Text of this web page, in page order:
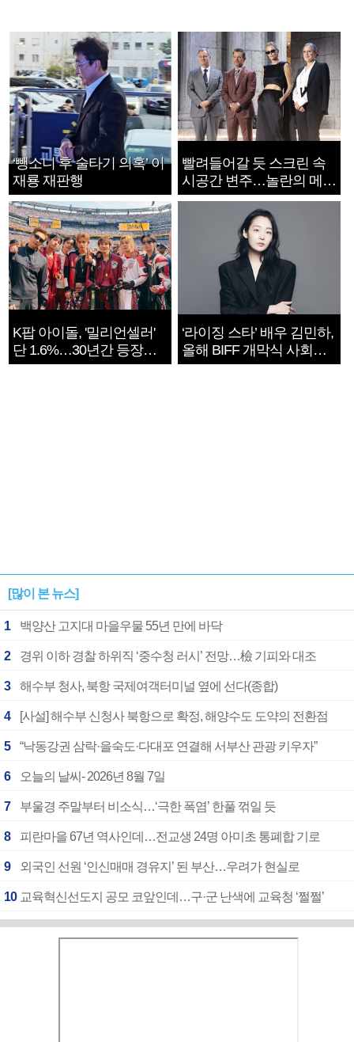
‘뺑소니 후 술타기 의혹’ 이
재룡 재판행
빨려들어갈 듯 스크린 속
시공간 변주…놀란의 메시
지는 ‘전쟁 속죄’
K팝 아이돌, '밀리언셀러'
단 1.6%…30년간 등장
1182개팀 전수조사
‘라이징 스타’ 배우 김민하,
올해 BIFF 개막식 사회자
확정
[많이 본 뉴스]
1 백양산 고지대 마을우물 55년 만에 바닥
2 경위 이하 경찰 하위직 ‘중수청 러시’ 전망…檢 기피와 대조
3 해수부 청사, 북항 국제여객터미널 옆에 선다(종합)
4 [사설] 해수부 신청사 북항으로 확정, 해양수도 도약의 전환점
5 “낙동강권 삼락·을숙도·다대포 연결해 서부산 관광 키우자”
6 오늘의 날씨- 2026년 8월 7일
7 부울경 주말부터 비소식…‘극한 폭염’ 한풀 꺾일 듯
8 피란마을 67년 역사인데…전교생 24명 아미초 통폐합 기로
9 외국인 선원 ‘인신매매 경유지’ 된 부산…우려가 현실로
10 교육혁신선도지 공모 코앞인데…구·군 난색에 교육청 ‘쩔쩔’